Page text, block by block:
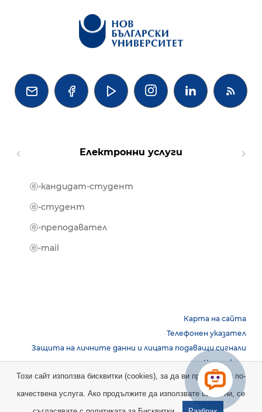
   
Електронни услуги
ⓔ-кандидат-студент
ⓔ-студент
ⓔ-преподавател
ⓔ-mail
Карта на сайта
Телефонен указател
Защита на личните данни и лицата подаващи сигнали
Контакти
Copyright © 2026 НБУ. Всички права запазени.
Този сайт използва бисквитки (cookies), за да ви предостави по-
качествена услуга. Ако продължите да използвате сайта ни, се